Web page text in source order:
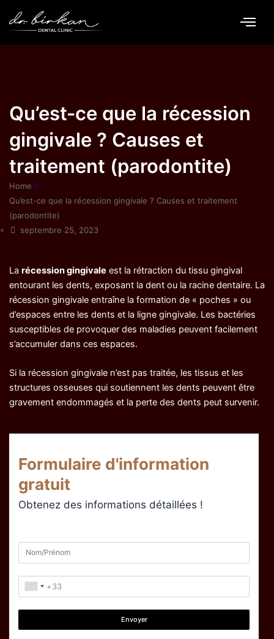
Qu’est-ce que la récession
gingivale ? Causes et
traitement (parodontite)
Home »
Qu’est-ce que la récession gingivale ? Causes et traitement
(parodontite)
septembre 25, 2023
La récession gingivale est la rétraction du tissu gingival
entourant les dents, exposant la dent ou la racine dentaire. La
récession gingivale entraîne la formation de « poches » ou
d’espaces entre les dents et la ligne gingivale. Les bactéries
susceptibles de provoquer des maladies peuvent facilement
s’accumuler dans ces espaces.
Si la récession gingivale n’est pas traitée, les tissus et les
structures osseuses qui soutiennent les dents peuvent être
gravement endommagés et la perte des dents peut survenir.
Formulaire d'information
gratuit
Obtenez des informations détaillées !
Envoyer